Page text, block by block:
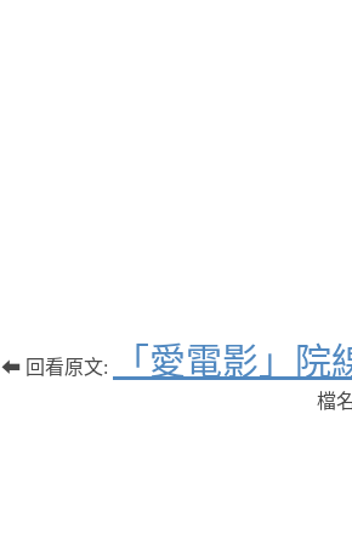
⬅ 回看原文: 「愛電影」
檔